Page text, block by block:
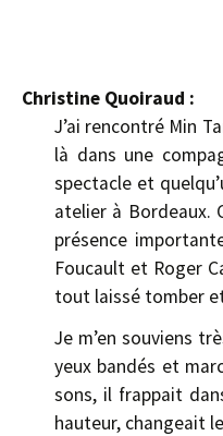
Christine Quoiraud :
J’ai rencontré Min
là dans une
spectacle et
atelier à Bordeaux.
présence
Foucault et Roger
tout laissé tomber
Je m’en souviens
yeux bandés et
sons, il frappait
hauteur, changeait